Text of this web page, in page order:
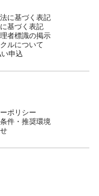
に基づく表記
基づく表記
者標識の掲示
ルについて
申込
ポリシー
件・推奨環境